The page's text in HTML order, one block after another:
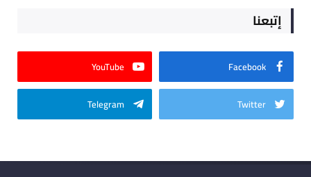
إتبعنا
Facebook
YouTube
Twitter
Telegram